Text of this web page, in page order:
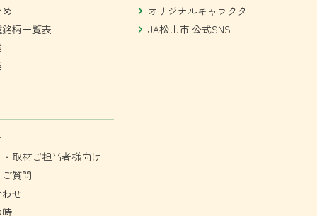
柄一覧表
オリジナルキャラクター
JA松山市 公式SNS
取材ご担当者様向け
質問
せ